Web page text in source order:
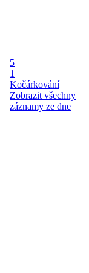
5
1
Kočárkování
Zobrazit všechny
záznamy ze dne